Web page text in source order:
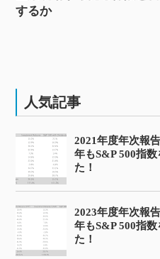
するか
人気記事
2021年度年次報
年もS&P 500指
た！
2023年度年次報
年もS&P 500指
た！